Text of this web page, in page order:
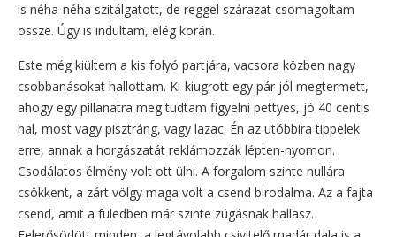
is néha-néha szitálgatott, de reggel szárazat csomagoltam
össze. Úgy is indultam, elég korán.
Este még kiültem a kis folyó partjára, vacsora közben nagy
csobbanásokat hallottam. Ki-kiugrott egy pár jól megtermett,
ahogy egy pillanatra meg tudtam figyelni pettyes, jó 40 centis
hal, most vagy pisztráng, vagy lazac. Én az utóbbira tippelek
erre, annak a horgászatát reklámozzák lépten-nyomon.
Csodálatos élmény volt ott ülni. A forgalom szinte nullára
csökkent, a zárt völgy maga volt a csend birodalma. Az a fajta
csend, amit a füledben már szinte zúgásnak hallasz.